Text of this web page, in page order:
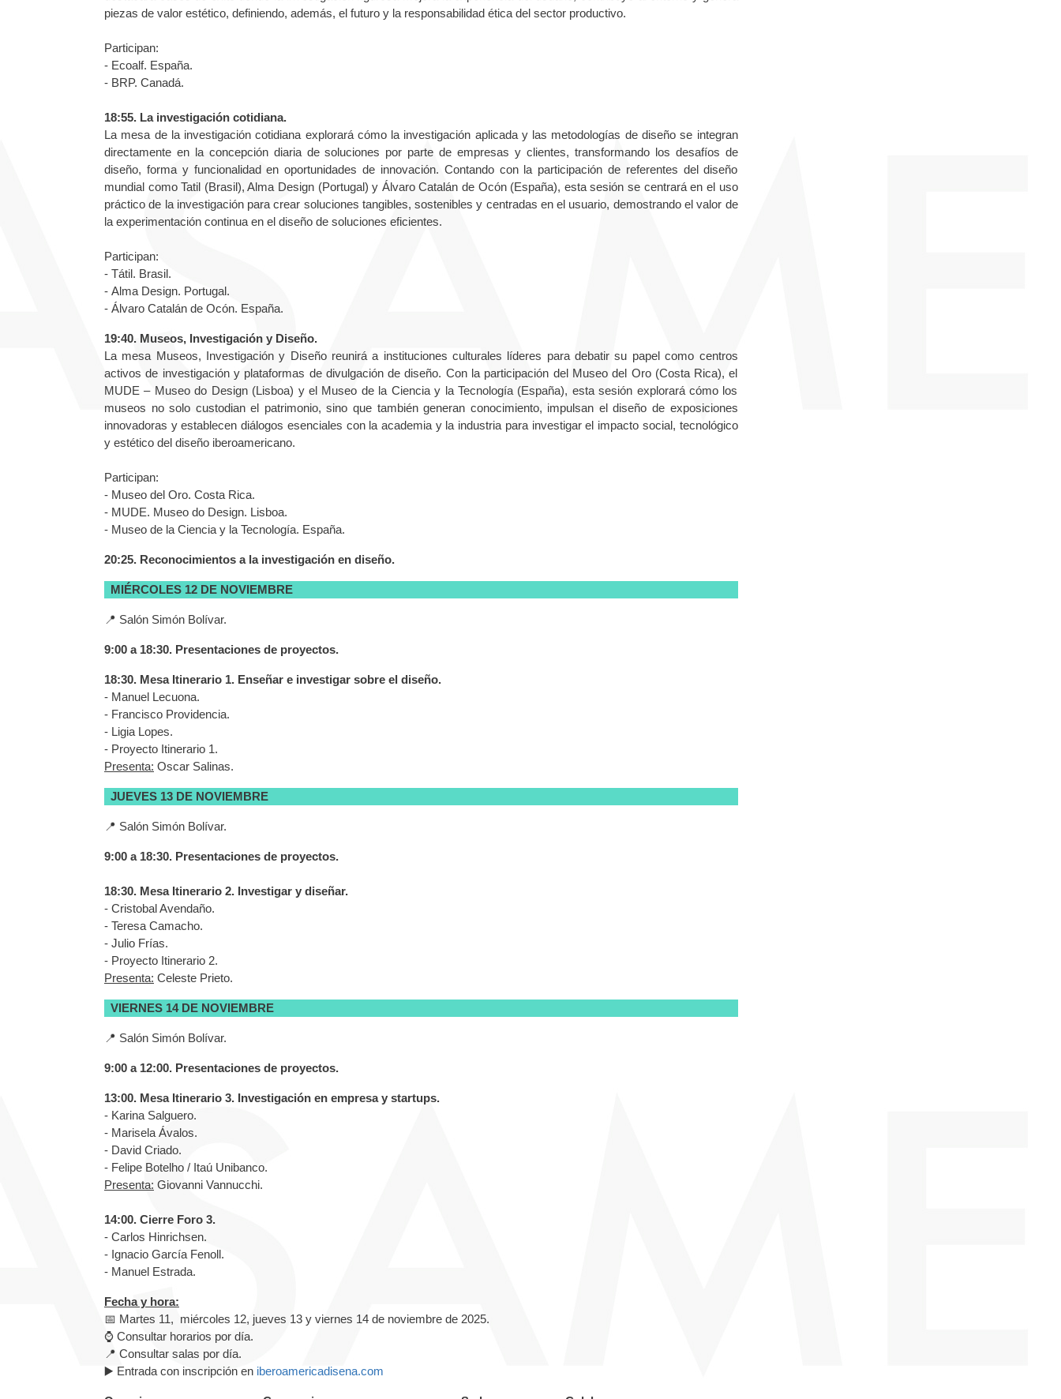
piezas de valor estético, definiendo, además, el futuro y la responsabilidad ética del sector productivo.
Participan:
- Ecoalf. España.
- BRP. Canadá.
18:55. La investigación cotidiana.
La mesa de la investigación cotidiana explorará cómo la investigación aplicada y las metodologías de diseño se integran
directamente en la concepción diaria de soluciones por parte de empresas y clientes, transformando los desafíos de
diseño, forma y funcionalidad en oportunidades de innovación. Contando con la participación de referentes del diseño
mundial como Tatil (Brasil), Alma Design (Portugal) y Álvaro Catalán de Ocón (España), esta sesión se centrará en el uso
práctico de la investigación para crear soluciones tangibles, sostenibles y centradas en el usuario, demostrando el valor de
la experimentación continua en el diseño de soluciones eficientes.
Participan:
- Tátil. Brasil.
- Alma Design. Portugal.
- Álvaro Catalán de Ocón. España.
19:40. Museos, Investigación y Diseño.
La mesa Museos, Investigación y Diseño reunirá a instituciones culturales líderes para debatir su papel como centros
activos de investigación y plataformas de divulgación de diseño. Con la participación del Museo del Oro (Costa Rica), el
MUDE – Museo do Design (Lisboa) y el Museo de la Ciencia y la Tecnología (España), esta sesión explorará cómo los
museos no solo custodian el patrimonio, sino que también generan conocimiento, impulsan el diseño de exposiciones
innovadoras y establecen diálogos esenciales con la academia y la industria para investigar el impacto social, tecnológico
y estético del diseño iberoamericano.
Participan:
- Museo del Oro. Costa Rica.
- MUDE. Museo do Design. Lisboa.
- Museo de la Ciencia y la Tecnología. España.
20:25. Reconocimientos a la investigación en diseño.
MIÉRCOLES 12 DE NOVIEMBRE
📍 Salón Simón Bolívar.
9:00 a 18:30. Presentaciones de proyectos.
18:30. Mesa Itinerario 1. Enseñar e investigar sobre el diseño.
- Manuel Lecuona.
- Francisco Providencia.
- Ligia Lopes.
- Proyecto Itinerario 1.
Presenta: Oscar Salinas.
JUEVES 13 DE NOVIEMBRE
📍 Salón Simón Bolívar.
9:00 a 18:30. Presentaciones de proyectos.
18:30. Mesa Itinerario 2. Investigar y diseñar.
- Cristobal Avendaño.
- Teresa Camacho.
- Julio Frías.
- Proyecto Itinerario 2.
Presenta: Celeste Prieto.
VIERNES 14 DE NOVIEMBRE
📍 Salón Simón Bolívar.
9:00 a 12:00. Presentaciones de proyectos.
13:00. Mesa Itinerario 3. Investigación en empresa y startups.
- Karina Salguero.
- Marisela Ávalos.
- David Criado.
- Felipe Botelho / Itaú Unibanco.
Presenta: Giovanni Vannucchi.
14:00. Cierre Foro 3.
- Carlos Hinrichsen.
- Ignacio García Fenoll.
- Manuel Estrada.
Fecha y hora:
📅 Martes 11, miércoles 12, jueves 13 y viernes 14 de noviembre de 2025.
⌚ Consultar horarios por día.
📍 Consultar salas por día.
▶️ Entrada con inscripción en iberoamericadisena.com